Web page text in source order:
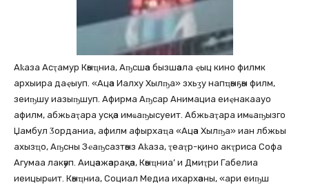
Аҟаза Асҭамур Кәыҵниа, Аҧсшәа бызшәала ҿыц кино филмк
архыира даҿыуп. «Ацәа Иалху Хылҧа» зхьӡу напҵәыҕәы филм,
зеиҧшу иазыҧшуп. Афирма Аҧсар Анимациа еиҿнакаауо
афилм, абжьаҭара усқәа имҩаҧысуеит. Абжьаҭара имҩаҧызго
Џамбул Ӡорданиа, афилм афырхаҵа «Ацәа Хылҧа» иан лбжьы
ахызҵо, Аҧсны Зҽаҧсазтәыз Аҟаза, ҭеаҭр-қино акҭриса Софа
Агумаа лакәуп. Аицәажәарақәа, Кәыҵниа’ и Дмиҭри Габелиа
иеицырҩит. Кәыҵниа, Социал Медиа ихархәаны, «ари еиҧш